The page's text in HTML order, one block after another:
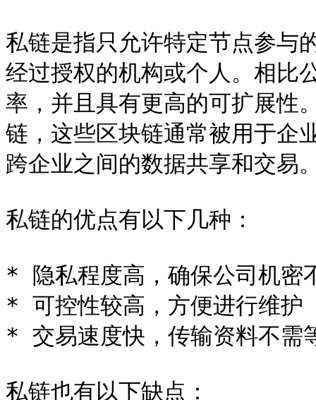
私链是指只允许特定节点参与
经过授权的机构或个人。相比
率，并且具有更高的可扩展性
链，这些区块链通常被用于企
跨企业之间的数据共享和交易
私链的优点有以下几种：
* 隐私程度高，确保公司机密
* 可控性较高，方便进行维护
* 交易速度快，传输资料不需
私链也有以下缺点：